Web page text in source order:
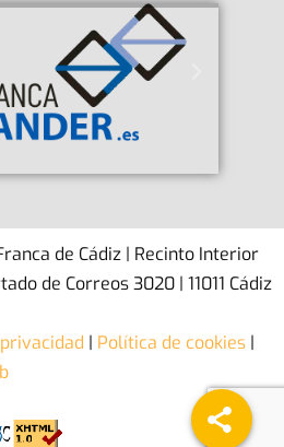
de Cádiz | Recinto Interior
de Correos 3020 | 11011 Cádiz
| Política de cookies |